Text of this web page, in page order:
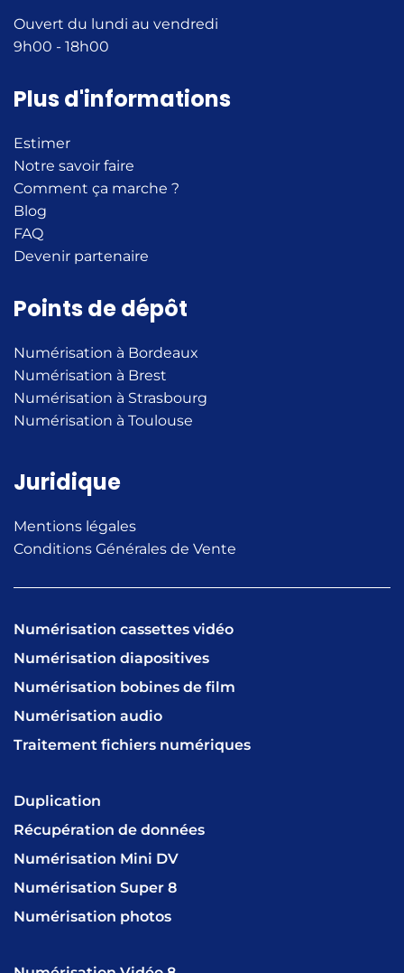
Ouvert du lundi au vendredi
9h00 - 18h00
Plus d'informations
Estimer
Notre savoir faire
Comment ça marche ?
Blog
FAQ
Devenir partenaire
Points de dépôt
Numérisation à Bordeaux
Numérisation à Brest
Numérisation à Strasbourg
Numérisation à Toulouse
Juridique
Mentions légales
Conditions Générales de Vente
Numérisation cassettes vidéo
Numérisation diapositives
Numérisation bobines de film
Numérisation audio
Traitement fichiers numériques
Duplication
Récupération de données
Numérisation Mini DV
Numérisation Super 8
Numérisation photos